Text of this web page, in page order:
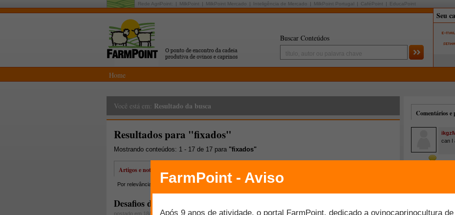
Rede AgriPoint: MilkPoint MilkPoint Mercado Inteligência de Mercado MilkPoint Portugal CaféPoint EducaPoint
Buscar Conteúdos
Home
Você está em: Resultado da busca
Resultados para "fixados"
Mostrando conteúdos: 1 - 17 de 17 para "fixados"
Artigos e notícias
Por relevância Por data Mais lidos Mais comentados Melhor avaliados
Desafios de coordenação no agronegócio
postado em 18/09/2013
Comentários e
can I
Em
um